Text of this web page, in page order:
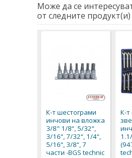
Може да се
от следните продукт(и)
К-т шестограми
инчови на вложка
3/8" 1/8“, 5/32“,
3/16“, 7/32“, 1/4“,
5/16“, 3/8“, 7
части -BGS technic
К-